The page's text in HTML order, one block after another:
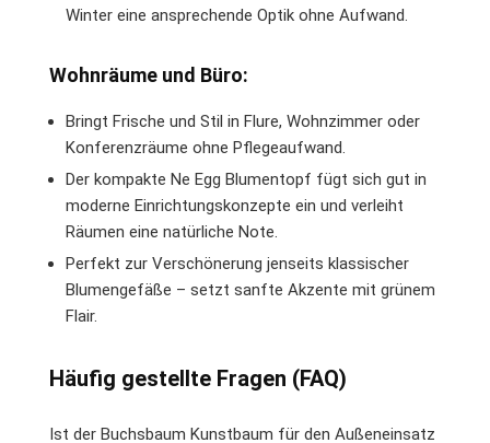
Winter eine ansprechende Optik ohne Aufwand.
Wohnräume und Büro:
Bringt Frische und Stil in Flure, Wohnzimmer oder
Konferenzräume ohne Pflegeaufwand.
Der kompakte Ne Egg Blumentopf fügt sich gut in
moderne Einrichtungskonzepte ein und verleiht
Räumen eine natürliche Note.
Perfekt zur Verschönerung jenseits klassischer
Blumengefäße – setzt sanfte Akzente mit grünem
Flair.
Häufig gestellte Fragen (FAQ)
Ist der Buchsbaum Kunstbaum für den Außeneinsatz